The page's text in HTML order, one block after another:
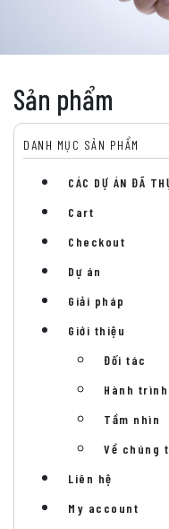
Sản phẩm
DANH MỤC SẢN PHẨM
CÁC DỰ ÁN ĐÃ
Cart
Checkout
Dự án
Giải pháp
Giới thiệu
Đối tác
Hành trình
Tầm nhìn
Về chúng
Liên hệ
My account